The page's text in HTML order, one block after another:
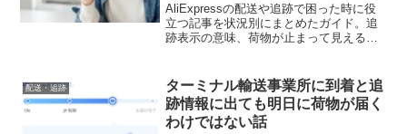
AliExpressの配送や追跡で困った時に役
立つ記事を状況別にまとめたガイド。追
跡表示の意味、荷物が止まって見える理
方、トラブル時の確認ポイントなどを整
理し、不安を減らしながら荷物の流れを
理解できるよう構成しています。
配送・追跡
ターミナル輸送事業所に到着と追
跡情報に出ても明日に荷物が届く
わけではない話